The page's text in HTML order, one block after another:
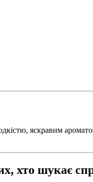
яскравим
хто шукає